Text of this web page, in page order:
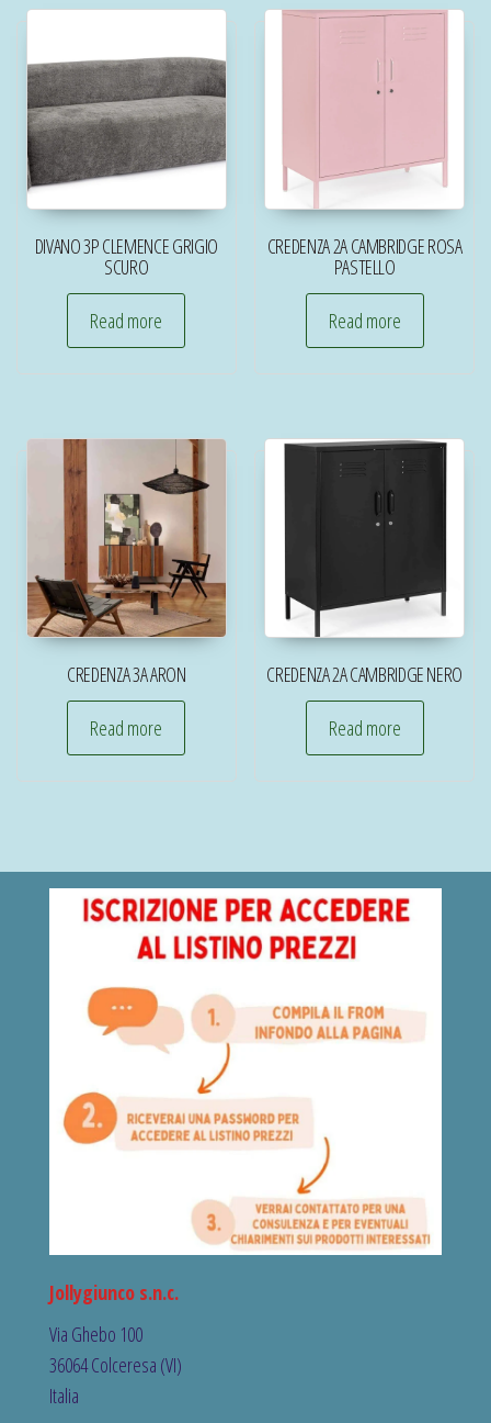
DIVANO 3P CLEMENCE GRIGIO
SCURO
Read more
CREDENZA 2A CAMBRIDGE ROSA
PASTELLO
Read more
CREDENZA 3A ARON
Read more
CREDENZA 2A CAMBRIDGE NERO
Read more
Jollygiunco s.n.c.
Via Ghebo 100
36064 Colceresa (VI)
Italia